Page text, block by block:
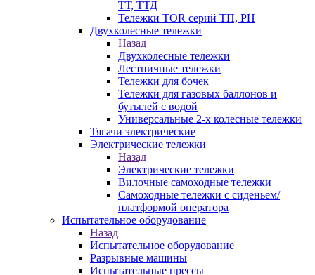
ТТ, ТТД
Тележки TOR серий ТП, PH
Двухколесные тележки
Назад
Двухколесные тележки
Лестничные тележки
Тележки для бочек
Тележки для газовых баллонов и
бутылей с водой
Универсальные 2-х колесные тележки
Тягачи электрические
Электрические тележки
Назад
Электрические тележки
Вилочные самоходные тележки
Самоходные тележки с сиденьем/
платформой оператора
Испытательное оборудование
Назад
Испытательное оборудование
Разрывные машины
Испытательные прессы